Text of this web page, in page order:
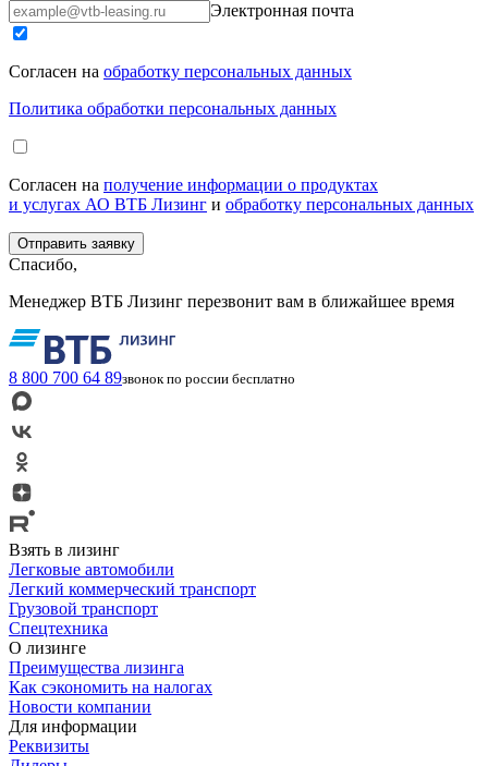
Электронная почта
Согласен на обработку персональных данных
Политика обработки персональных данных
Согласен на получение информации о продуктах
и услугах АО ВТБ Лизинг и обработку персональных данных
Спасибо,
Менеджер ВТБ Лизинг перезвонит вам в ближайшее время
8 800 700 64 89звонок по россии бесплатно
Взять в лизинг
Легковые автомобили
Легкий коммерческий транспорт
Грузовой транспорт
Спецтехника
О лизинге
Преимущества лизинга
Как сэкономить на налогах
Новости компании
Для информации
Реквизиты